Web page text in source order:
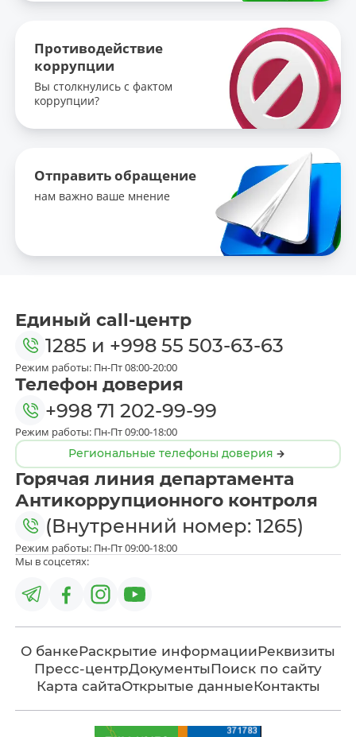
Противодействие
коррупции
Вы столкнулись с фактом
коррупции?
Отправить обращение
нам важно ваше мнение
Единый call-центр
1285 и +998 55 503-63-63
Режим работы: Пн-Пт 08:00-20:00
Телефон доверия
+998 71 202-99-99
Режим работы: Пн-Пт 09:00-18:00
Региональные телефоны доверия
Горячая линия департамента
Антикоррупционного контроля
(Внутренний номер: 1265)
Режим работы: Пн-Пт 09:00-18:00
Мы в соцсетях:
О банкеРаскрытие информацииРеквизиты
Пресс-центрДокументыПоиск по сайту
Карта сайтаОткрытые данныеКонтакты